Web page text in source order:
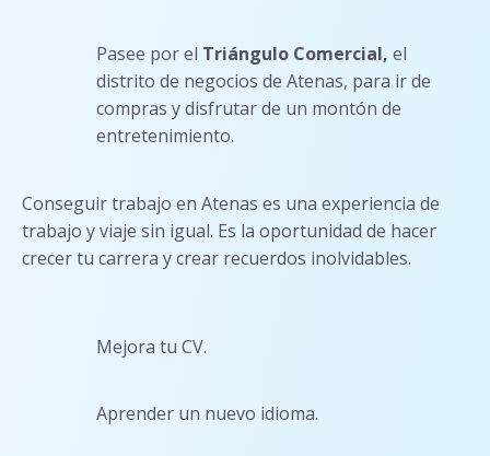
Pasee por el Triángulo Comercial, el
distrito de negocios de Atenas, para ir de
compras y disfrutar de un montón de
entretenimiento.
Conseguir trabajo en Atenas es una experiencia de
trabajo y viaje sin igual. Es la oportunidad de hacer
crecer tu carrera y crear recuerdos inolvidables.
Mejora tu CV.
Aprender un nuevo idioma.